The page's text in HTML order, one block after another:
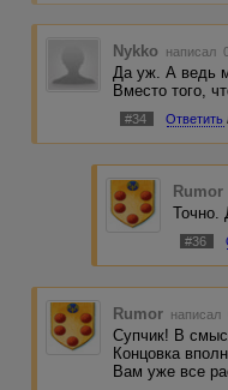
Nykko написал
Да уж. А ведь
Вместо того,
#34 Ответить
Rumor
Точно.
#36
Rumor написал
Супчик! В
Концовка
Вам уже все